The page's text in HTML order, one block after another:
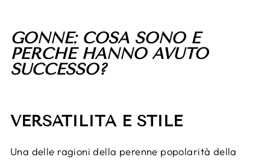
GONNE: COSA SONO E
PERCHÉ HANNO AVUTO
SUCCESSO?
VERSATILITÀ E STILE
Una delle ragioni della perenne popolarità della